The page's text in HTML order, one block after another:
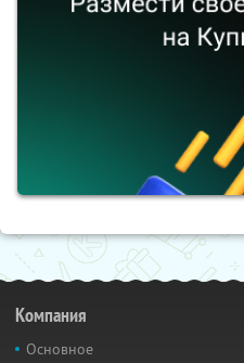
Компания
Основное